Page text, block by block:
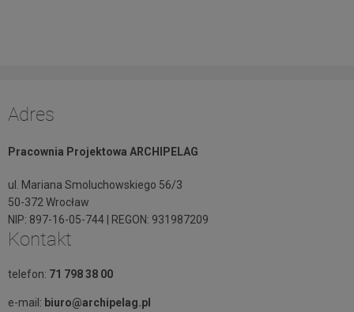
Adres
Pracownia Projektowa ARCHIPELAG
ul. Mariana Smoluchowskiego 56/3
50-372 Wrocław
NIP: 897-16-05-744 | REGON: 931987209
Kontakt
telefon: 71 798 38 00
e-mail: biuro@archipelag.pl